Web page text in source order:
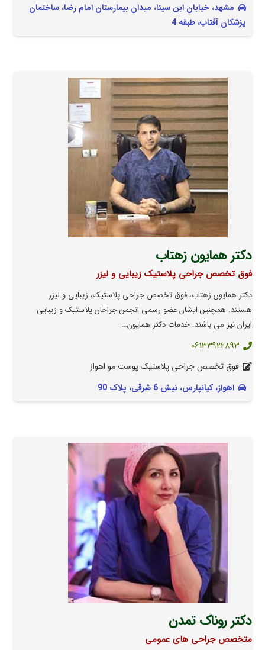
مشهد، خيابان ابن سينا، ميدان بيمارستان امام رضا، ساختمان
پزشكان آفتاب، طبقه 4
دکتر همایون زهتاب
فوق تخصص جراحی پلاستیک زیبایی و لیزر
دکتر همایون زهتاب، فوق تخصص جراحی پلاستیک، زیبایی و لیزر
هستند. همچنین ایشان عضو رسمی انجمن جراحان پلاستیک و زیبایی
ایران نیز می باشند. خدمات دکتر همایون…
06133922893
فوق تخصص جراحی پلاستیک پوست مو اهواز
اهواز، کیانپارس، نبش 6 شرقی، پلاک 90
دکتر روناک تمدن
متخصص جراحی های عمومی